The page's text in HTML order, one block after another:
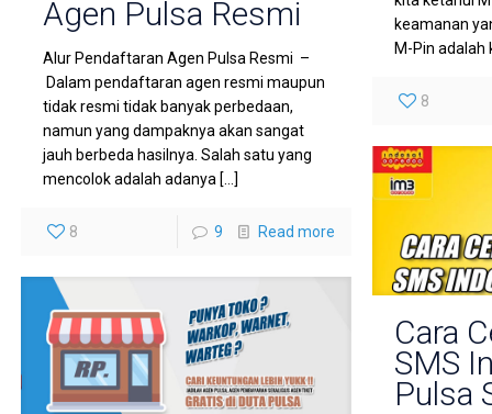
keamanan
M-Pin adalah
8
Agen Pulsa Resmi
Alur Pendaftaran Agen Pulsa Resmi –
Dalam pendaftaran agen resmi maupun
tidak resmi tidak banyak perbedaan,
namun yang dampaknya akan sangat
jauh berbeda hasilnya. Salah satu yang
mencolok adalah adanya […]
8 9 Read more
Cara
SMS
Pulsa